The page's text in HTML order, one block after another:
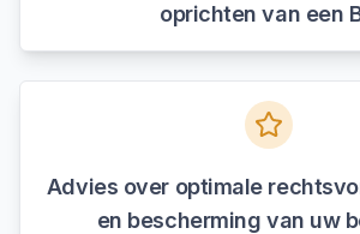
oprichten van een
Advies over optimale
en bescherming van uw